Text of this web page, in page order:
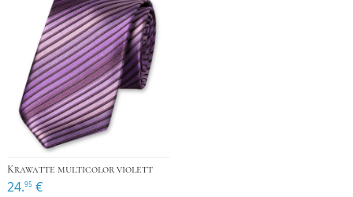
Krawatte multicolor violett
24.95 €